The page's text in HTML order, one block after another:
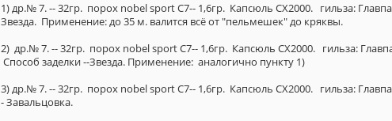
1) др.№ 7. -- 32гр. порох nobel sport C7-- 1,6гр. Капсюль СХ2000. гильза:
Звезда. Применение: до 35 м. валится всё от "пельмешек" до кряквы.
2) др.№ 7. -- 32гр. порох nobel sport C7-- 1,6гр. Капсюль СХ2000. гильза:
Способ заделки --Звезда. Применение: аналогично пункту 1)
3) др.№ 7. -- 32гр. порох nobel sport C7-- 1,6гр. Капсюль СХ2000. гильза:
- Завальцовка.